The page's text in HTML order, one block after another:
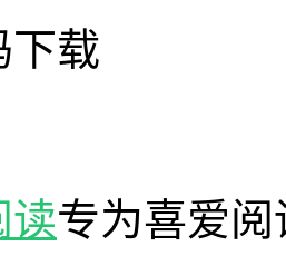
下载
读专为喜爱